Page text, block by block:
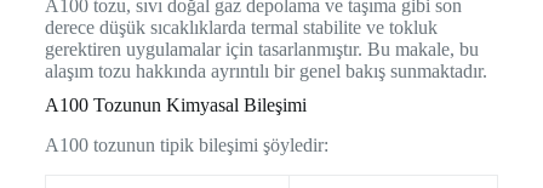
A100 tozu, sıvı doğal gaz depolama ve taşıma gibi son
derece düşük sıcaklıklarda termal stabilite ve tokluk
gerektiren uygulamalar için tasarlanmıştır. Bu makale, bu
alaşım tozu hakkında ayrıntılı bir genel bakış sunmaktadır.
A100 Tozunun Kimyasal Bileşimi
A100 tozunun tipik bileşimi şöyledir: